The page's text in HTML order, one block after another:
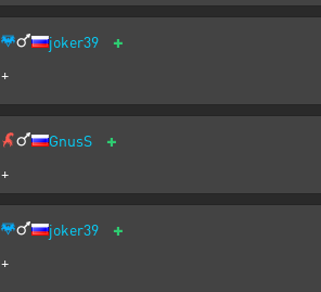
joker39 +
+
GnusS +
+
joker39 +
+